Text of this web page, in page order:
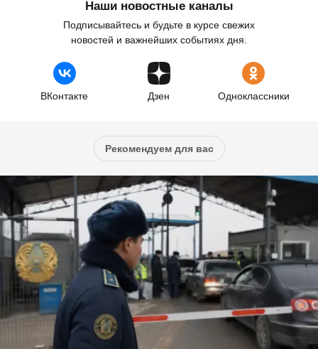
Наши новостные каналы
Подписывайтесь и будьте в курсе свежих
новостей и важнейших событиях дня.
ВКонтакте Дзен Одноклассники
Рекомендуем для вас